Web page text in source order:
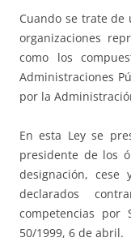
Cuando se trate
organizaciones
como los
Administraciones
por la
En esta Ley se
presidente de los
designación,
declarados
competencias por
50/1999, 6 de abril.